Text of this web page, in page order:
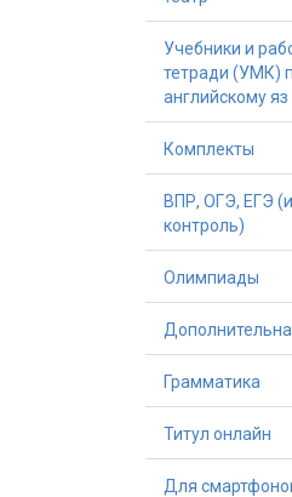
Учебники и
тетради (УМК)
английскому яз
Комплекты
ВПР, ОГЭ, ЕГЭ
контроль)
Олимпиады
Грамматика
Титул онлайн
Для